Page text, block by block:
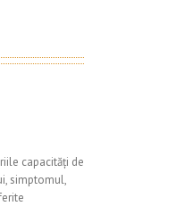
capacități de
simptomul,